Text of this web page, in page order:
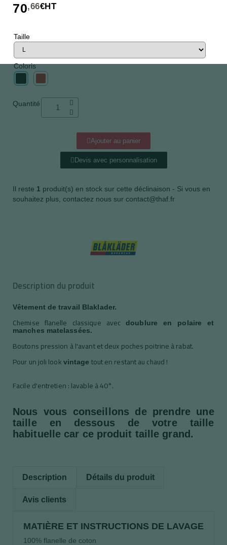
70,66€HT
Taille
Coloris
Quantité
Ajouter au panier
Devis avec personnalisation
Il reste 1 produit(s) en stock sur cette déclinaison - Si vous en
souhaitez plus, contactez nous sur contact@thaf.fr
Description du produit
Vêtement de travail Blaklader.
Chemise flanelle classique avecdoublure en polaire et
manches matelassées.
Boutons pression à l'avant et deux poches poitrine à rabat.
Pour un joli look vintage tout en restant au chaud !
Facile d'entretien : lavable à 40°.
Nous vous conseillons de prendre une
taille en dessous de votre taille
habituelle car ce produit taille grand.
Description Détails du produit
Avis clients
MATIÈRE ET INSTRUCTIONS DE LAVAGE
100% flanelle de coton